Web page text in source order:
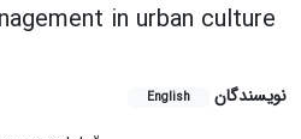
in urban culture
نویسندگان English